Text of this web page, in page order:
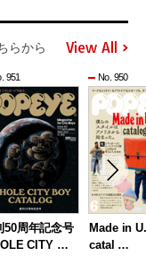
らから View All
951
50周年記念号
CITY …
No. 950
Made in
catal …